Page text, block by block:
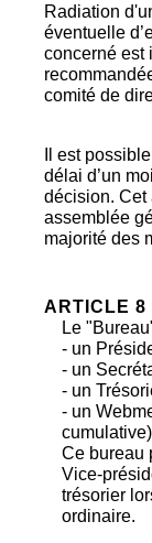
Radiation
éventuelle
concerné est
comité de
Il est
délai d’un
décision. Cet
assemblée
majorité des
ARTICLE
Le
- un
- un
- un
- un
Ce bureau
Vice-
trésorier
ordinaire.